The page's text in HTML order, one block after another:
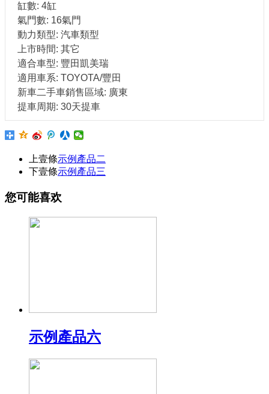
缸數: 4缸
氣門數: 16氣門
動力類型: 汽車類型
上市時間: 其它
適合車型: 豐田凱美瑞
適用車系: TOYOTA/豐田
新車二手車銷售區域: 廣東
提車周期: 30天提車
上壹條示例產品二
下壹條示例產品三
您可能喜欢
示例產品六